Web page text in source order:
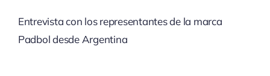
Entrevista con los representantes de la marca
Padbol desde Argentina